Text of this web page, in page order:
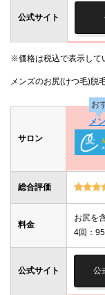
公式サイト
※価格は税込で表示して
メンズのお尻(けつ毛)脱
サロン
お
メ
総合評価
料金
お尻を
4回：
公式サイト 公